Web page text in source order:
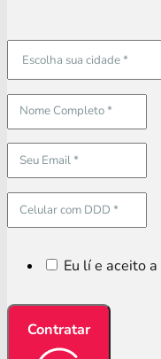
Eu lí e aceito a
Contratar